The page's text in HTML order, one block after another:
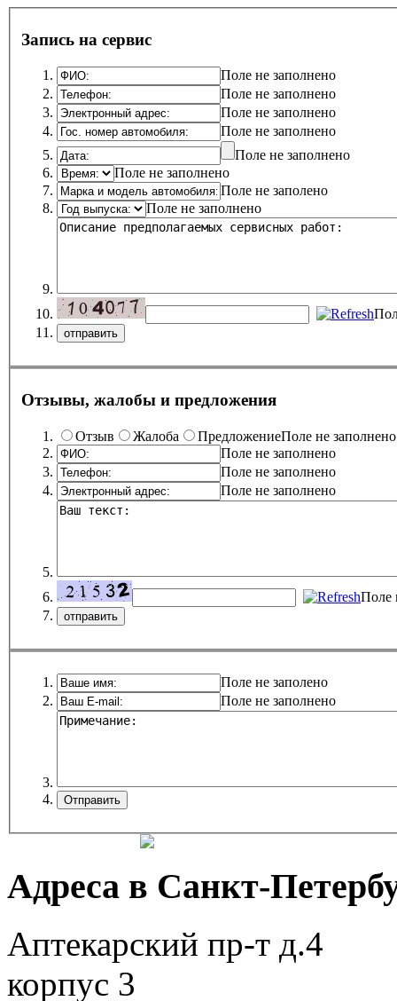
Запись на сервис
Поле не заполнено
Поле не заполнено
Поле не заполнено
Поле не заполнено
Поле не заполнено
Поле не заполнено
Поле не заполено
Поле не заполнено
Отзывы, жалобы и предложения
Отзыв Жалоба ПредложениеПоле не заполнено
Поле не заполнено
Поле не заполнено
Поле не заполнено
Поле
Поле не заполено
Поле не заполнено
Адреса в Санкт-
Аптекарский пр-т д.4
корпус 3